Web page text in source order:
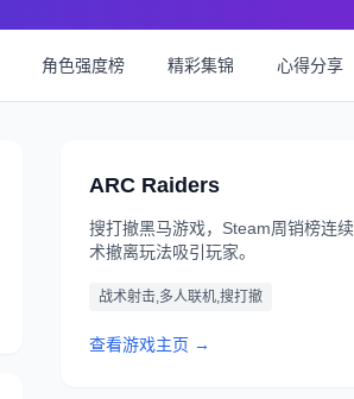
角色强度榜 精彩集锦 心得分享
ARC Raiders
搜打撤黑马游戏，Steam周销榜连
术撤离玩法吸引玩家。
战术射击,多人联机,搜打撤
查看游戏主页 →